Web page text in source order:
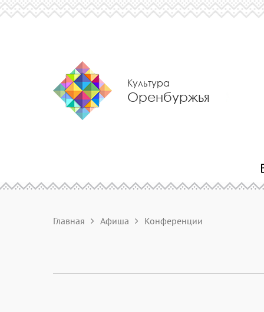
Культура
Оренбуржья
Главная Афиша Конференции